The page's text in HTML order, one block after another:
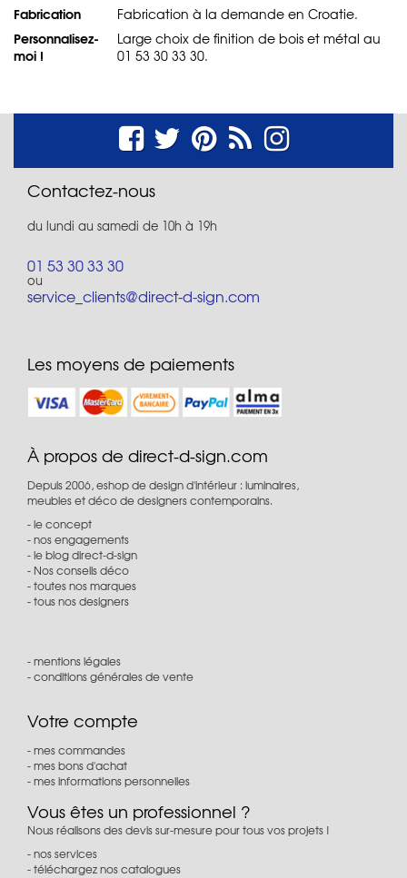
Fabrication Fabrication à la demande en Croatie.
Personnalisez-
moi !
Large choix de finition de bois et métal au
01 53 30 33 30.
Contactez-nous
du lundi au samedi de 10h à 19h
01 53 30 33 30
ou
service_clients@direct-d-sign.com
Les moyens de paiements
À propos de direct-d-sign.com
Depuis 2006, eshop de design d'intérieur : luminaires,
meubles et déco de designers contemporains.
le concept
nos engagements
le blog direct-d-sign
Nos conseils déco
toutes nos marques
tous nos designers
mentions légales
conditions générales de vente
Votre compte
mes commandes
mes bons d'achat
mes informations personnelles
Vous êtes un professionnel ?
Nous réalisons des devis sur-mesure pour tous vos projets !
nos services
téléchargez nos catalogues